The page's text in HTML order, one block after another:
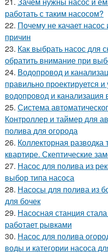
работать с таким насосом?
22. Почему не качает
причин
23. Как выбрать насос для
обратить внимание при
24. Водопровод и
правильно проектируется и
водопровод и канализация
25. Система
Контроллер и таймер для
полива для огорода
26. Коллекторная
квартире. Скептические
27. Насос для полива из
выбор типа насоса
28. Насосы для полива из
для бочек
29. Насосная станция
работает рывками
30. Насос для полива
воды и категории насоса